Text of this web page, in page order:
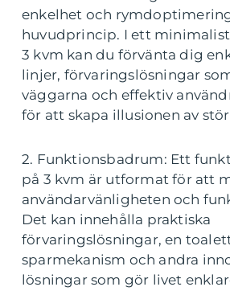
enkelhet och
huvudprincip. I ett
3 kvm kan du förvänta dig
linjer, förvaringslösningar
väggarna och effektiv
för att skapa illusionen av
2. Funktionsbadrum: Ett
på 3 kvm är utformat för att
användarvänligheten och
Det kan innehålla praktiska
förvaringslösningar, en
sparmekanism och andra
lösningar som gör livet